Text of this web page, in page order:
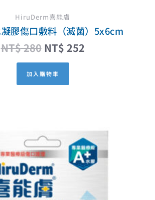
HiruDerm喜能膚
膠傷口敷料（滅菌）5x6cm
NT$280 NT$ 252
加入購物車
始
價
格：
NT$ 350。
前
價
格：
NT$ 315。